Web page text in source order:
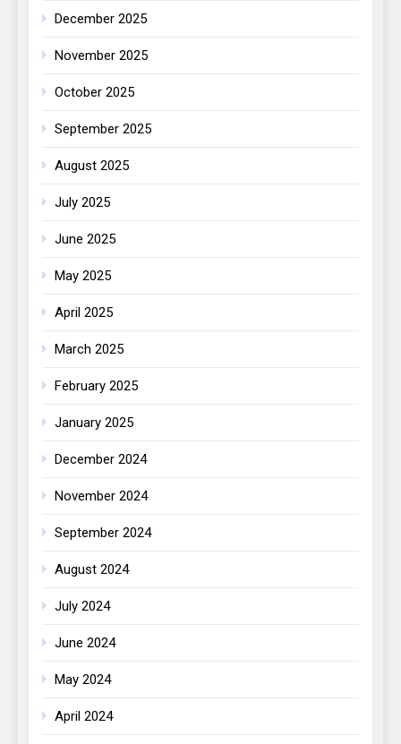
December 2025
November 2025
October 2025
September 2025
August 2025
July 2025
June 2025
May 2025
April 2025
March 2025
February 2025
January 2025
December 2024
November 2024
September 2024
August 2024
July 2024
June 2024
May 2024
April 2024